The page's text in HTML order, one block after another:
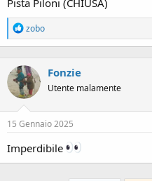
R
e
a
t
i
o
n
:
zobo
Fonzie
Utente malamente
15 Gennaio 2025
Imperdibile